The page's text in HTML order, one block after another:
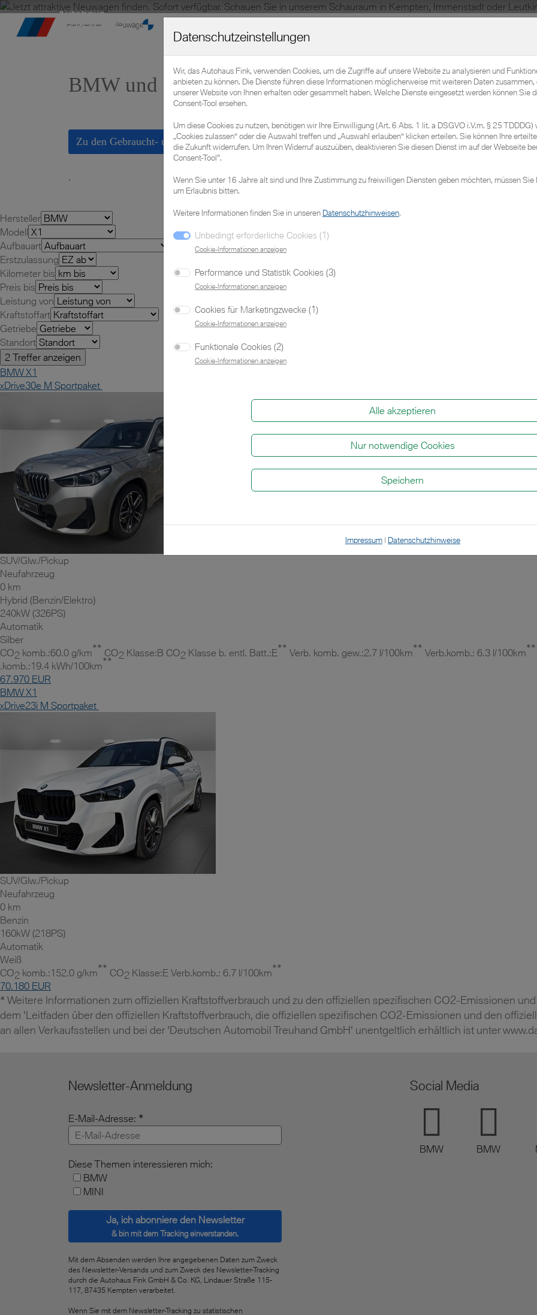
Fahrzeuge Neuwagen
BMW und MINI Neufahrzeuge
Zu den Gebraucht- und Vorführwagen
.
Zu den sofort verfügbaren MINIs
Hersteller
Modell
Aufbauart
Erstzulassung
Kilometer bis
Preis bis
Leistung von
Kraftstoffart
Getriebe
Standort
BMW X1
xDrive30e M Sportpaket
SUV/Glw./Pickup
Neufahrzeug
0 km
Hybrid (Benzin/Elektro)
240kW (326PS)
Automatik
Silber
CO2 komb.:60.0 g/km** CO2 Klasse:B CO2 Klasse b. entl. Batt.:E** Verb. komb. gew.:2.7 l/100km** Verb.komb.: 6.3 l/100km**
.komb.:19.4 kWh/100km**
67.970 EUR
BMW X1
xDrive23i M Sportpaket
SUV/Glw./Pickup
Neufahrzeug
0 km
Benzin
160kW (218PS)
Automatik
Weiß
CO2 komb.:152.0 g/km** CO2 Klasse:E Verb.komb.: 6.7 l/100km**
70.180 EUR
* Weitere Informationen zum offiziellen Kraftstoffverbrauch und zu den offiziellen spezifischen CO2-Emissionen
dem 'Leitfaden über den offiziellen Kraftstoffverbrauch, die offiziellen spezifischen CO2-Emissionen und den
an allen Verkaufsstellen und bei der 'Deutschen Automobil Treuhand GmbH' unentgeltlich erhältlich ist unter
Newsletter-Anmeldung
E-Mail-Adresse:
Diese Themen interessieren mich:
BMW
MINI
Ja, ich abonniere den Newsletter
& bin mit dem Tracking einverstanden.
Mit dem Absenden werden Ihre angegebenen Daten zum Zweck
des Newsletter-Versands und zum Zweck des Newsletter-Tracking
durch die Autohaus Fink GmbH & Co. KG, Lindauer Straße 115-
117, 87435 Kempten verarbeitet.
Wenn Sie mit dem Newsletter-Tracking zu statistischen
Social Media
BMW BMW
Datenschutzeinstellungen
Wir, das Autohaus Fink, verwenden Cookies, um die Zugriffe auf unsere Website zu analysieren und
anbieten zu können. Die Dienste führen diese Informationen möglicherweise mit weiteren Daten
unserer Website von Ihnen erhalten oder gesammelt haben. Welche Dienste eingesetzt werden können Sie
Consent-Tool ersehen.
Um diese Cookies zu nutzen, benötigen wir Ihre Einwilligung (Art. 6 Abs. 1 lit. a DSGVO i.V.m. § 25
„Cookies zulassen“ oder die Auswahl treffen und „Auswahl erlauben“ klicken erteilen. Sie können Ihre
die Zukunft widerrufen. Um Ihren Widerruf auszuüben, deaktivieren Sie diesen Dienst im auf der Webseite
Consent-Tool".
Wenn Sie unter 16 Jahre alt sind und Ihre Zustimmung zu freiwilligen Diensten geben möchten, müssen
um Erlaubnis bitten.
Weitere Informationen finden Sie in unseren Datenschutzhinweisen.
Unbedingt erforderliche Cookies (1)
Cookie-Informationen anzeigen
Performance und Statistik Cookies (3)
Cookie-Informationen anzeigen
Cookies für Marketingzwecke (1)
Cookie-Informationen anzeigen
Funktionale Cookies (2)
Cookie-Informationen anzeigen
Alle akzeptieren
Nur notwendige Cookies
Speichern
Impressum | Datenschutzhinweise